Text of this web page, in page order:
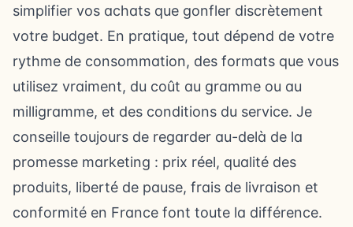
simplifier vos achats que gonfler discrètement
votre budget. En pratique, tout dépend de votre
rythme de consommation, des formats que vous
utilisez vraiment, du coût au gramme ou au
milligramme, et des conditions du service. Je
conseille toujours de regarder au-delà de la
promesse marketing : prix réel, qualité des
produits, liberté de pause, frais de livraison et
conformité en France font toute la différence.